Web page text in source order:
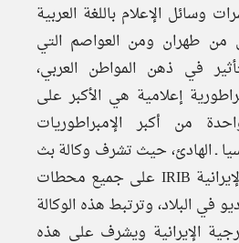
وسائل الإعلام باللغة العربية
من طهران ومن العواصم التي
في ذهن المواطن العربي،
إعلامية هي الأكبر على
من أكبر الإمبراطوريات
ـ الهادئ، حيث تشرف وكالة بث
الجمهورية الإسلامية الإيرانية IRIB على جميع محطات
في البلاد، وترتبط هذه الوكالة
الإيرانية ويشرف على هذه